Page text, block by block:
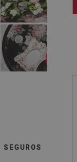
SEGUROS
muy